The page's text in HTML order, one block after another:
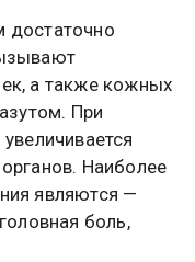
достаточно
а также кожных
При
Наиболее
являются —
боль,